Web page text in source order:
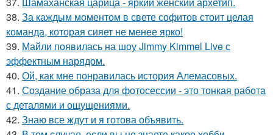
38. За каждым моментом в свете софитов стоит целая
команда, которая сияет не менее ярко!
39. Майли появилась на шоу Jimmy Kimmel Live с
эффектным нарядом.
40. Ой, как мне понравилась история Алемасовых.
41. Создание образа для фотосессии - это тонкая работа
с деталями и ощущениями.
42. Знаю все ждут и я готова объявить.